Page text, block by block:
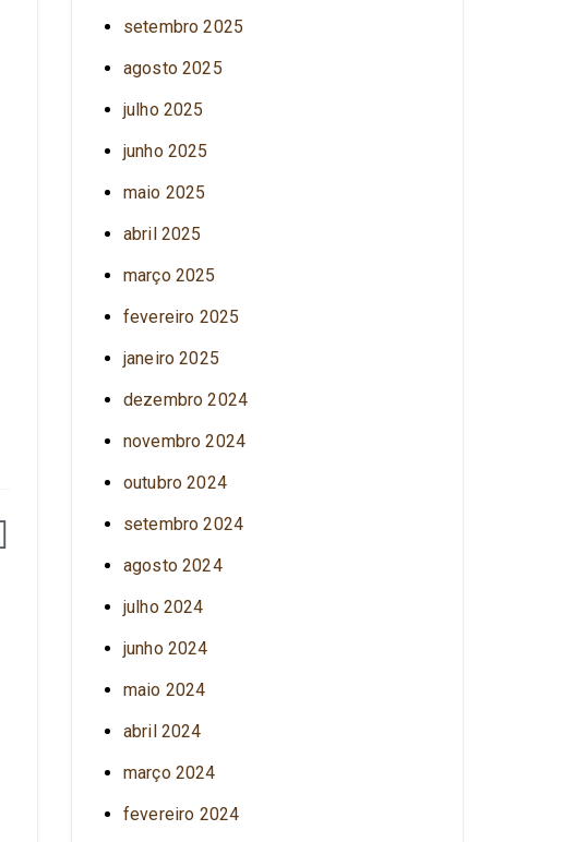
setembro 2025
agosto 2025
julho 2025
junho 2025
maio 2025
abril 2025
março 2025
fevereiro 2025
janeiro 2025
dezembro 2024
novembro 2024
outubro 2024
setembro 2024
agosto 2024
julho 2024
junho 2024
maio 2024
abril 2024
março 2024
fevereiro 2024